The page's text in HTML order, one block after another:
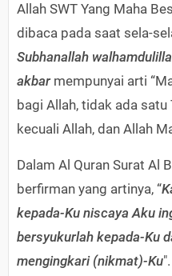
Allah SWT Yang Maha
dibaca pada saat sela-
Subhanallah
akbarmempunyai arti
bagi Allah, tidak ada
kecuali Allah, dan Allah
Dalam Al Quran Surat Al
berfirman yang artinya, “
kepada-Ku niscaya Aku
bersyukurlah kepada-Ku
mengingkari (nikmat)-Ku